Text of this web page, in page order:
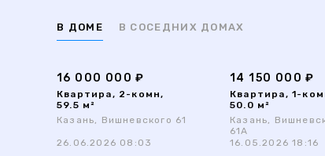
В ДОМЕ В СОСЕДНИХ ДОМАХ
16 000 000 ₽
Квартира, 2-комн,
59.5 м²
Казань, Вишневского 61
26.06.2026 08:03
14 150 000 ₽
Квартира, 1-
50.0 м²
Казань,
61А
16.05.2026 18:16